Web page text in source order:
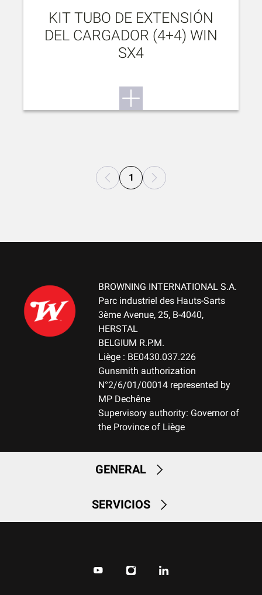
KIT TUBO DE EXTENSIÓN
DEL CARGADOR (4+4) WIN
SX4
1
BROWNING INTERNATIONAL S.A.
Parc industriel des Hauts-Sarts
3ème Avenue, 25, B-4040,
HERSTAL
BELGIUM R.P.M.
Liège : BE0430.037.226
Gunsmith authorization
N°2/6/01/00014 represented by
MP Dechêne
Supervisory authority: Governor of
the Province of Liège
GENERAL
SERVICIOS